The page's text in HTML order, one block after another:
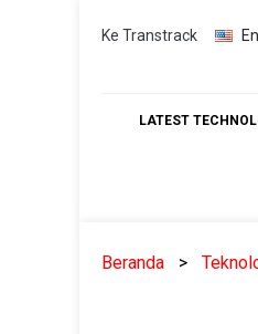
Skip
Ke Transtrack
LATEST
Beranda